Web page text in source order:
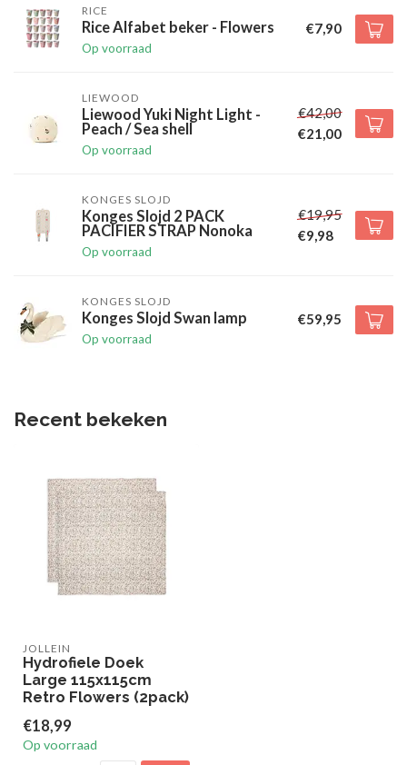
RICE
Rice Alfabet beker - Flowers
Op voorraad
€7,90
LIEWOOD
Liewood Yuki Night Light -
Peach / Sea shell
Op voorraad
€42,00
€21,00
KONGES SLOJD
Konges Slojd 2 PACK
PACIFIER STRAP Nonoka
Op voorraad
€19,95
€9,98
KONGES SLOJD
Konges Slojd Swan lamp
Op voorraad
€59,95
Recent bekeken
JOLLEIN
Hydrofiele Doek
Large 115x115cm
Retro Flowers (2pack)
€18,99
Op voorraad